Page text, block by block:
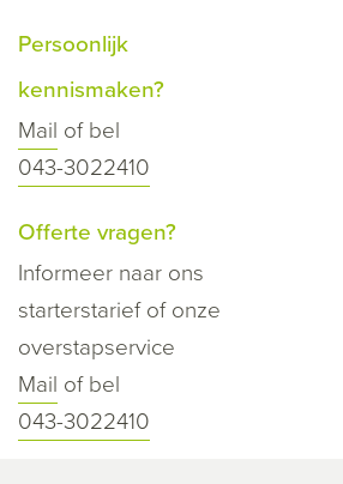
Persoonlijk
kennismaken?
Mail of bel
043-3022410
Offerte vragen?
Informeer naar ons
starterstarief of onze
overstapservice
Mail of bel
043-3022410